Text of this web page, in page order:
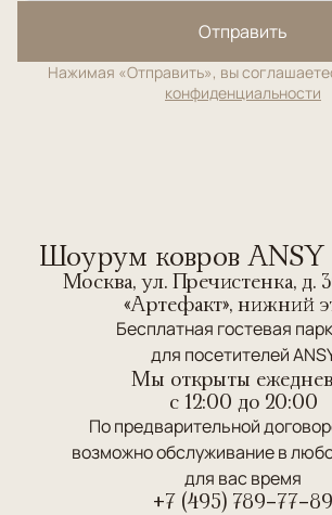
Отправить
Нажимая «Отправить», вы
конфиденциальности
Шоурум ковров ANSY
Москва, ул. Пречистенка, д.
«Артефакт», нижний
Бесплатная гостевая
для посетителей
Мы открыты
c 12:00 до 20:00
По предварительной
возможно обслуживание в
для вас время
+7 (495) 789-77-89